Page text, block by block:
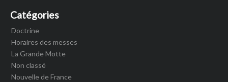
Catégories
Doctrine
Horaires des messes
La Grande Motte
Non classé
Nouvelle de France